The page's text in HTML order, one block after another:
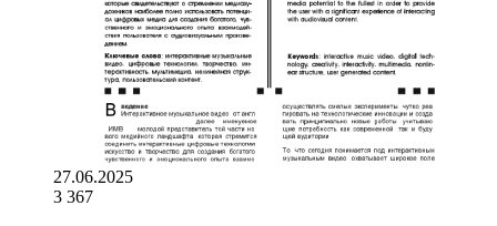
27.06.2025
3 367